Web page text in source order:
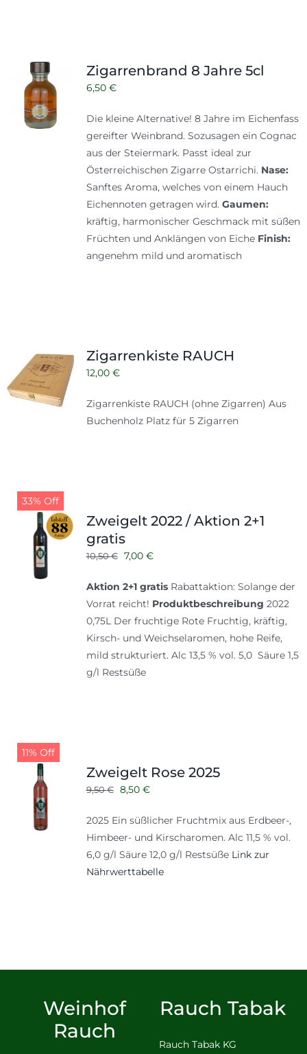
Zigarrenbrand 8 Jahre 5cl
6,50 €
Die kleine Alternative! 8 Jahre im Eichenfass
gereifter Weinbrand. Sozusagen ein Cognac
aus der Steiermark. Passt ideal zur
Österreichischen Zigarre Ostarrichi. Nase:
Sanftes Aroma, welches von einem Hauch
Eichennoten getragen wird. Gaumen:
kräftig, harmonischer Geschmack mit süßen
Früchten und Anklängen von Eiche Finish:
angenehm mild und aromatisch
Zigarrenkiste RAUCH
12,00 €
Zigarrenkiste RAUCH (ohne Zigarren) Aus
Buchenholz Platz für 5 Zigarren
33% Off
Zweigelt 2022 / Aktion 2+1
gratis
10,50€ Ursprünglicher
war:
10,50 €
7,00 €Aktueller
ist:
7,00 €.
Aktion 2+1 gratisRabattaktion: Solange der
Vorrat reicht! Produktbeschreibung 2022
0,75L Der fruchtige Rote Fruchtig, kräftig,
Kirsch- und Weichselaromen, hohe Reife,
mild strukturiert. Alc 13,5 % vol. 5,0 Säure 1,5
g/l Restsüße
11% Off
Zweigelt Rose 2025
9,50€ Ursprünglicher
war:
9,50 €
8,50 €Aktueller
ist:
8,50 €.
2025 Ein süßlicher Fruchtmix aus Erdbeer-,
Himbeer- und Kirscharomen. Alc 11,5 % vol.
6,0 g/l Säure 12,0 g/l Restsüße Link zur
Nährwerttabelle
Weinhof
Rauch
Rauch Tabak
Rauch Tabak KG